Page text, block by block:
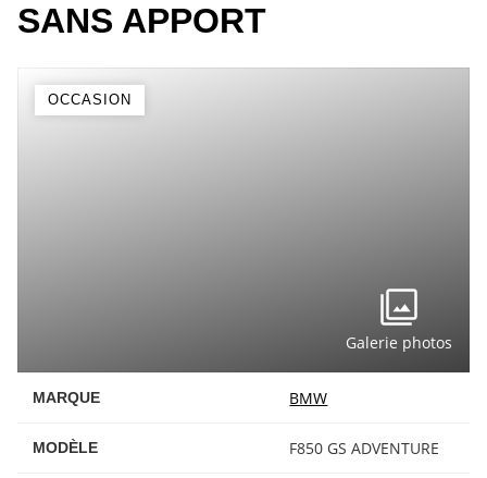
SANS APPORT
MARQUE BMW
MODÈLE F850 GS ADVENTURE
Galerie photos
OCCASION